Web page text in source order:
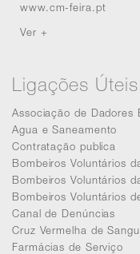
www.cm-feira.pt
Ver +
Ligações Úteis
Associação de Dadores
Agua e Saneamento
Contratação publica
Bombeiros Voluntários
Bombeiros Voluntários
Bombeiros Voluntários
Canal de Denúncias
Cruz Vermelha de
Farmácias de Serviço